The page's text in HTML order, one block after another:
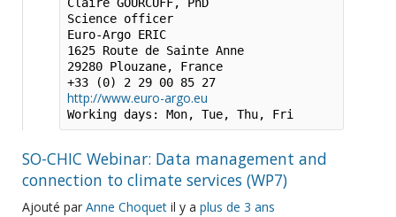
Claire GOURCUFF, PhD
Science officer
Euro-Argo ERIC
1625 Route de Sainte Anne
29280 Plouzane, France
http://www.euro-argo.eu
Working days: Mon, Tue, Thu, Fri
SO-CHIC Webinar: Data management and
connection to climate services (WP7)
Ajouté par Anne Choquet il y a plus de 3 ans